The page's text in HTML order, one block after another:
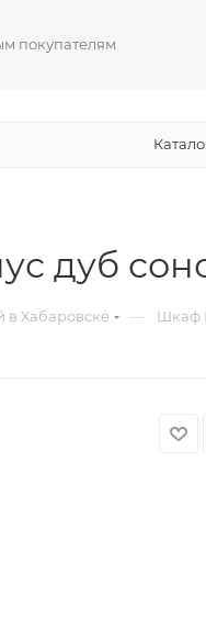
покупателям
дуб
Хабаровске — Шкаф